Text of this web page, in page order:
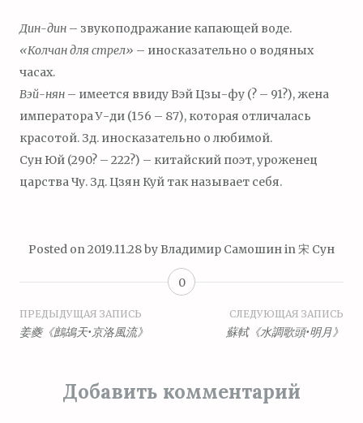
Дин-дин – звукоподражание капающей воде.
«Колчан для стрел» – иносказательно о водяных
часах.
Вэй-нян – имеется ввиду Вэй Цзы-фу (? – 91?), жена
императора У-ди (156 – 87), которая отличалась
красотой. Зд. иносказательно о любимой.
Сун Юй (290? – 222?) – китайский поэт, уроженец
царства Чу. Зд. Цзян Куй так называет себя.
Posted on 2019.11.28by Владимир Самошинin 宋 Сун
0
Навигация
записям
ПРЕДЫДУЩАЯ ЗАПИСЬ
姜夔《鷓鴣天•京洛風流》
СЛЕДУЮЩАЯ ЗАПИСЬ
蘇軾《水調歌頭•明月》
Добавить комментарий